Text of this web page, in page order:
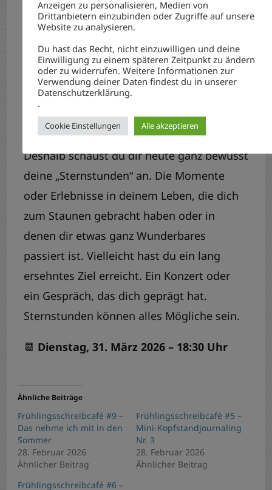
darum, wo’s „klemmt“. Weil unser Hirn
dann glaubt, dass das das Allerwichtigste
ist, präsentiert es uns mehr und mehr
unserer Baustellen. (Ich hege sogar den
Verdacht, dass es Dinge konstruiert und so
zurechtlegt, dass es dazu passt. Aber das
ist ein anderes Thema.)
Deshalb schaust du dir heute ganz bewusst
deine „Sternstunden“ an. Die Momente
oder Erlebnisse in deinem Leben, die dich
zum Staunen gebracht haben oder in
denen dir etwas ganz Wunderbares
passiert ist. Vielleicht hast du ein lang
ersehntes Ziel erreicht. Ein Konzert oder
ein Gespräch, das dich geprägt hat.
Sternstunden können alles Mögliche sein.
📆 Dienstag, 31. März 2026 – 18:30 Uhr
Ähnliche Beiträge
Frühlingsschreibcafé #9 –
Das nehme ich mit in den
Sommer
28. Februar 2026
Ähnlicher Beitrag
Frühlingsschreibcafé #5 –
Mini-Kopfstandjournaling
Nr. 3
28. Februar 2026
Ähnlicher Beitrag
Frühlingsschreibcafé #6 –
Anzeigen zu personalisieren, Medien von
Drittanbietern einzubinden oder Zugriffe auf unsere
Website zu analysieren.
Du hast das Recht, nicht einzuwilligen und deine
Einwilligung zu einem späteren Zeitpunkt zu ändern
oder zu widerrufen. Weitere Informationen zur
Verwendung deiner Daten findest du in unserer
Datenschutzerklärung.
.
Cookie Einstellungen Alle akzeptieren